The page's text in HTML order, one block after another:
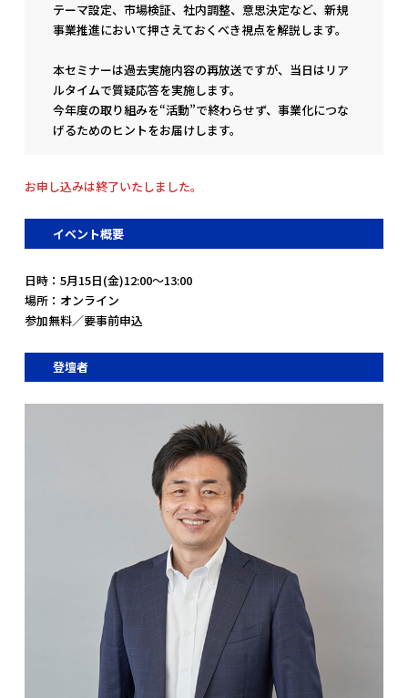
テーマ設定、市場検証、社内調整、意思決定など、新規
事業推進において押さえておくべき視点を解説します。
本セミナーは過去実施内容の再放送ですが、当日はリア
ルタイムで質疑応答を実施します。
今年度の取り組みを“活動”で終わらせず、事業化につな
げるためのヒントをお届けします。
お申し込みは終了いたしました。
イベント概要
日時：5月15日(金)12:00～13:00
場所：オンライン
参加無料／要事前申込
登壇者